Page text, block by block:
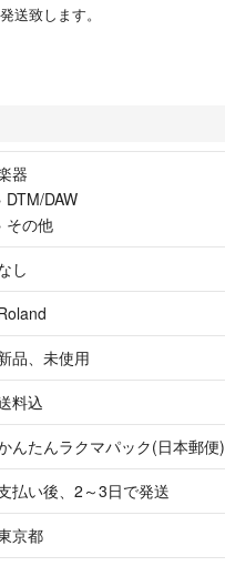
送致します。
器
DTM/DAW
その他
し
品、未使用
料込
んたんラクマパック(日本郵便)
払い後、2～3日で発送
京都